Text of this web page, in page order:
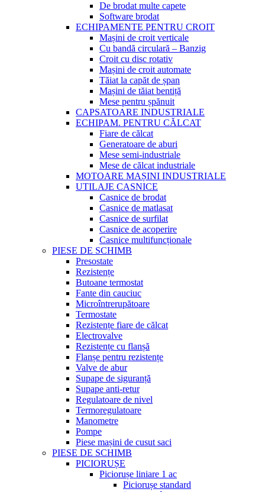
De brodat multe capete
Software brodat
ECHIPAMENTE PENTRU CROIT
Mașini de croit verticale
Cu bandă circulară – Banzig
Croit cu disc rotativ
Mașini de croit automate
Tăiat la capăt de șpan
Mașini de tăiat bentiță
Mese pentru șpănuit
CAPSATOARE INDUSTRIALE
ECHIPAM. PENTRU CĂLCAT
Fiare de călcat
Generatoare de aburi
Mese semi-industriale
Mese de călcat industriale
MOTOARE MAȘINI INDUSTRIALE
UTILAJE CASNICE
Casnice de brodat
Casnice de matlasat
Casnice de surfilat
Casnice de acoperire
Casnice multifuncționale
PIESE DE SCHIMB
Presostate
Rezistențe
Butoane termostat
Fante din cauciuc
Microîntrerupătoare
Termostate
Rezistențe fiare de călcat
Electrovalve
Rezistențe cu flanșă
Flanșe pentru rezistențe
Valve de abur
Supape de siguranță
Supape anti-retur
Regulatoare de nivel
Termoregulatoare
Manometre
Pompe
Piese mașini de cusut saci
PIESE DE SCHIMB
PICIORUȘE
Piciorușe liniare 1 ac
Piciorușe standard